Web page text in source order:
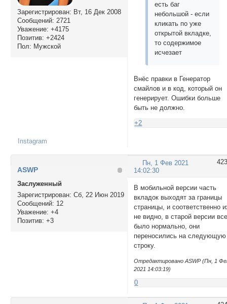
Зарегистрирован: Вт, 16 Дек 2008
Сообщений: 2721
Уважение: +4175
Позитив: +2424
Пол: Мужской
есть баг
небольшой - если
кликать по уже
открытой вкладке,
то содержимое
исчезает
Внёc правки в Генератор
смайлов и в код, который он
генерирует. Ошибки больше
быть не должно.
+2
Instagram
423
Пн, 1 Фев 2021
14:02:30
ASWP
Заслуженный
Зарегистрирован: Сб, 22 Июн 2019
Сообщений: 12
Уважение: +4
Позитив: +3
В мобильной версии часть
вкладок выходят за границы
страницы, и соответственно
не видно, в старой версии
было нормально, они
переносились на следующую
строку.
Отредактировано ASWP (Пн, 1
2021 14:03:19)
0